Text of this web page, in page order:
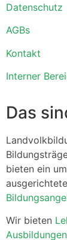
Datenschutz
AGBs
Kontakt
Interner
Das
bieten ein
Wir bieten